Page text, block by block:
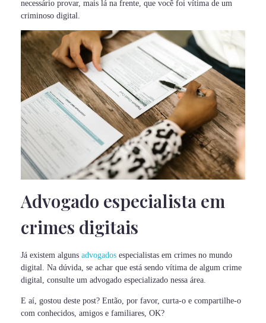
necessário provar, mais lá na frente, que você foi vítima de um
criminoso digital.
Advogado especialista em
crimes digitais
Já existem alguns advogados especialistas em crimes no mundo
digital. Na dúvida, se achar que está sendo vítima de algum crime
digital, consulte um advogado especializado nessa área.
E aí, gostou deste post? Então, por favor, curta-o e compartilhe-o
com conhecidos, amigos e familiares, OK?